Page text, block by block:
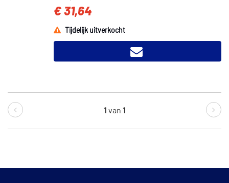
€ 31,64
Tijdelijk uitverkocht
1 van 1